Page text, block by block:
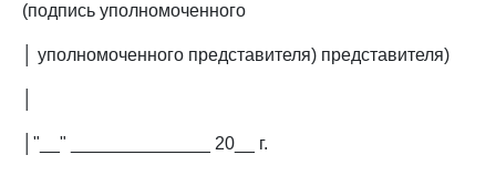
(подпись уполномоченного
│ уполномоченного представителя) представителя)
│"__" ______________ 20__ г.